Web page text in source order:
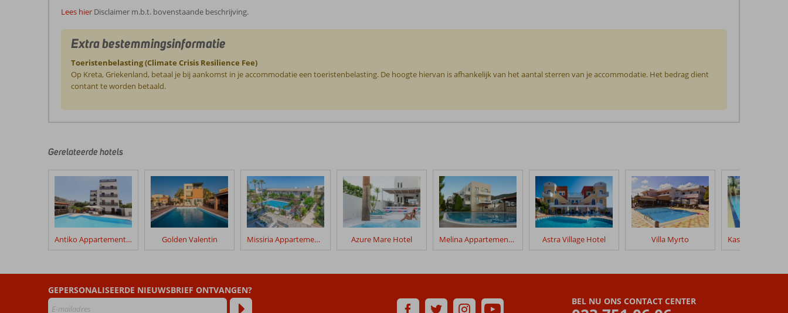
Lees hier Disclaimer m.b.t. bovenstaande beschrijving.
Extra bestemmingsinformatie
Toeristenbelasting (Climate Crisis Resilience Fee)
Op Kreta, Griekenland, betaal je bij aankomst in je accommodatie een toeristenbelasting. De hoogte hiervan is afhankelijk van het aantal sterren van je accommodatie. Het bedrag dient
contant te worden betaald.
door
klanten
geschreven
na
hun
verblijf
Palladion
Beoordelingen
die
ouder
Gerelateerde hotels
Antiko Appartementen Golden Valentin Missiria Appartementen Azure Mare Hotel Melina Appartementen Astra Village Hotel Villa Myrto
BEL NU ONS CONTACT CENTER
GEPERSONALISEERDE NIEUWSBRIEF ONTVANGEN?